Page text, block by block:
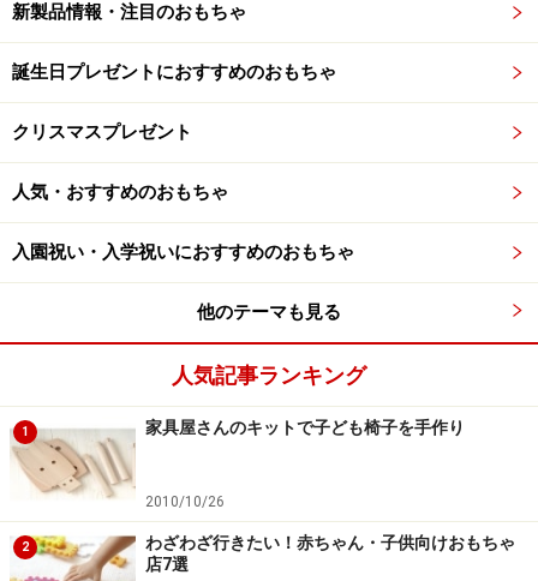
新製品情報・注目のおもちゃ
誕生日プレゼントにおすすめのおもちゃ
クリスマスプレゼント
人気・おすすめのおもちゃ
入園祝い・入学祝いにおすすめのおもちゃ
他のテーマも見る
人気記事ランキング
1 家具屋さんのキットで子ども椅子を手作り
2010/10/26
2
わざわざ行きたい！赤ちゃん・子供向けおもちゃ
店7選